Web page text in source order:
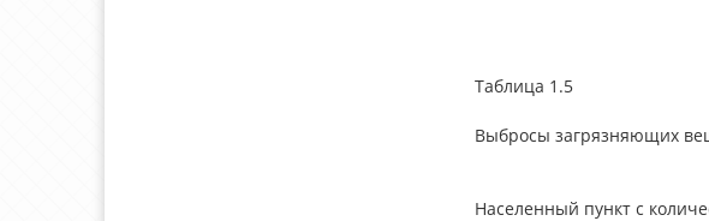
Таблица 1.5
Выбросы загрязняющих
Населенный пункт с